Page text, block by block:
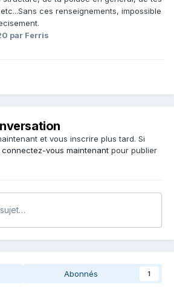
ces renseignements, impossible
par Ferris
et vous inscrire plus tard. Si
connectez-vous maintenant pour publier
Abonnés 1